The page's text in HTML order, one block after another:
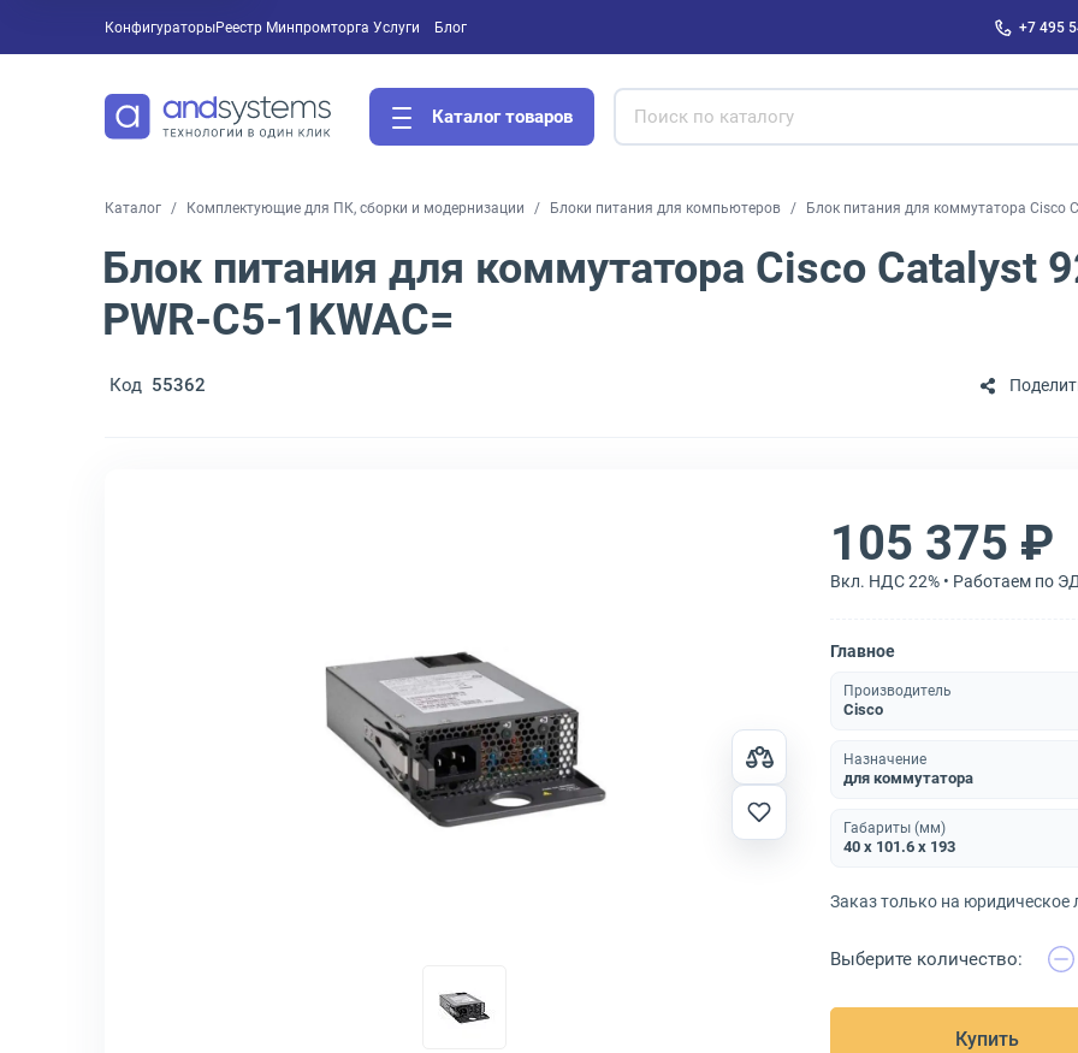
Конфигураторы Услуги
Реестр Минпромторга Блог +7 495
Каталог товаров
Каталог Комплектующие для ПК, сборки и модернизации Блоки питания для компьютеров Блок питания для коммутатора Cisco
Блок питания для коммутатора Cisco Catalyst
PWR-C5-1KWAC=
Код 55362
105 375 ₽
Вкл. НДС 22% • Работаем по
Главное
Производитель
Cisco
Назначение
для коммутатора
Габариты (мм)
40 x 101.6 x 193
Заказ только на юридическое
Выберите количество:
Купить